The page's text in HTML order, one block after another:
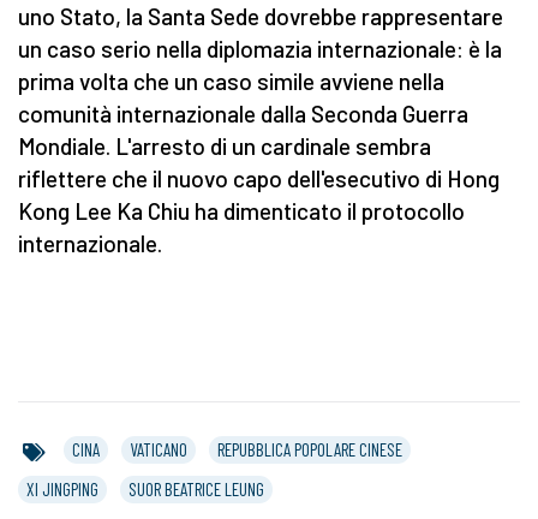
uno Stato, la Santa Sede dovrebbe rappresentare
un caso serio nella diplomazia internazionale: è la
prima volta che un caso simile avviene nella
comunità internazionale dalla Seconda Guerra
Mondiale. L'arresto di un cardinale sembra
riflettere che il nuovo capo dell'esecutivo di Hong
Kong Lee Ka Chiu ha dimenticato il protocollo
internazionale.
CINA VATICANO
REPUBBLICA POPOLARE CINESE
XI JINGPING
SUOR BEATRICE LEUNG